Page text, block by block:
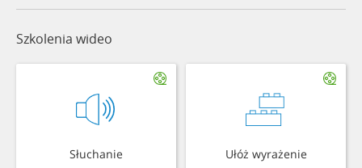
Szkolenia wideo
Słuchanie Ułóż wyrażenie